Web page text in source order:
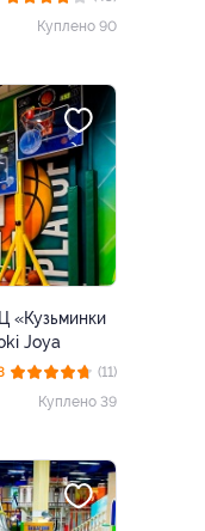
Куплено 90
«Кузьминки
Joya
(11)
Куплено 39